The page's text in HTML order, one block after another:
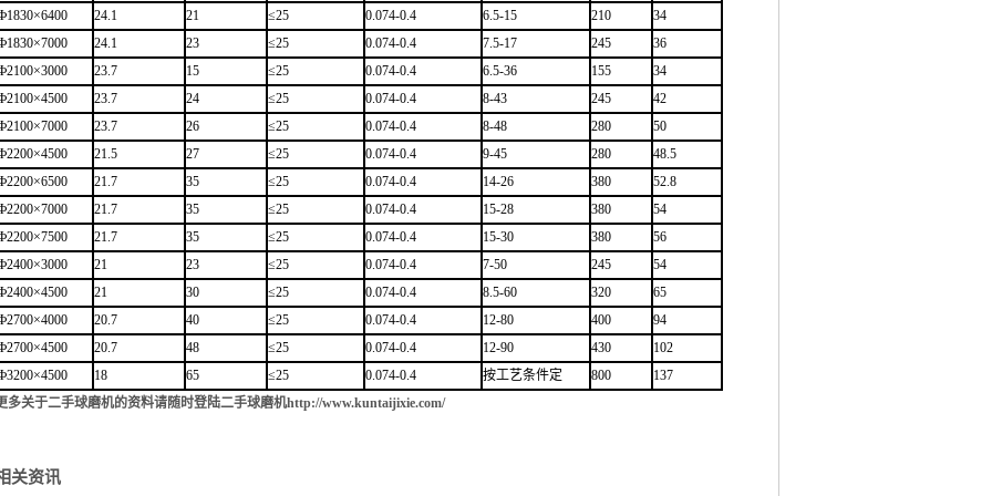
24.1 21 ≤25 0.074-0.4 6.5-15 210
34
24.1 23 ≤25 0.074-0.4 7.5-17 245
36
23.7 15 ≤25 0.074-0.4 6.5-36 155
34
23.7 24 ≤25 0.074-0.4 8-43 245
42
23.7 26 ≤25 0.074-0.4 8-48 280
50
21.5 27 ≤25 0.074-0.4 9-45 280
48.5
21.7 35 ≤25 0.074-0.4 14-26 380
52.8
21.7 35 ≤25 0.074-0.4 15-28 380
54
21.7 35 ≤25 0.074-0.4 15-30 380
56
21 23 ≤25 0.074-0.4 7-50 245
54
21 30 ≤25 0.074-0.4 8.5-60 320
65
20.7 40 ≤25 0.074-0.4 12-80 400
94
20.7 48 ≤25 0.074-0.4 12-90 430
102
18 65 ≤25 0.074-0.4 按工艺条件定 800
137
多关于二手球磨机的资料请随时登陆二手球磨机http://www.kuntaijixie.com/
关资讯